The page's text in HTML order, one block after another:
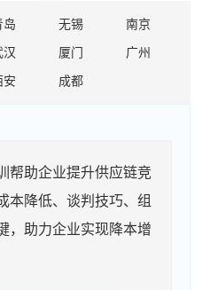
岛 无锡
南京
汉 厦门
广州
安 成都
帮助企业提升供应链竞
本降低、谈判技巧、组
，助力企业实现降本增